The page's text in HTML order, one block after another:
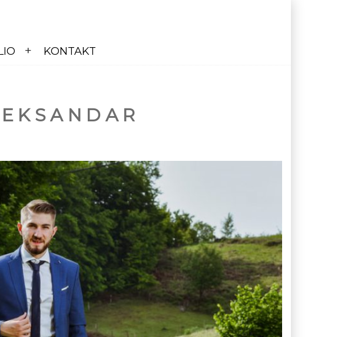
KONTAKT